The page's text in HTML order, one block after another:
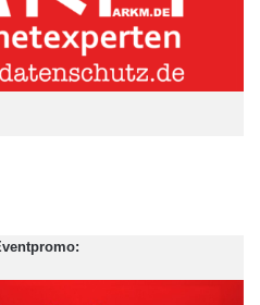
in Baden-Württemberg:
sich mit Leib und Seele für die
einsetzen und gleichzeitig
dem Freundeskreis herzlich zu
Verein elektrisiert. Sie zeigt
die wir alle ehrenamtlich für